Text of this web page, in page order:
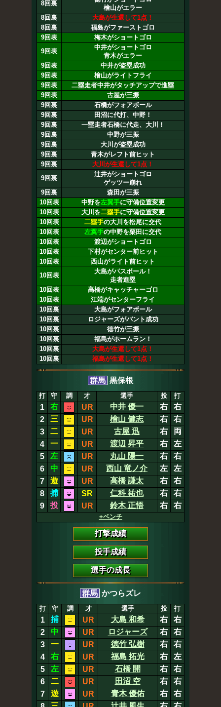
8回裏
檜山がエラー
8回裏
大島が生還して1点！
8回裏
福島がファーストゴロ
9回表
梅木がショートゴロ
9回表
中井がショートゴロ
青木がエラー
9回表
中井が盗塁成功
9回表
檜山がライトフライ
9回表
二塁走者中井がタッチアップで進塁
9回表
古屋が三振
9回裏
石橋がフォアボール
9回裏
田沼に代打、中野！
9回裏
一塁走者石橋に代走、大川！
9回裏
中野が三振
9回裏
大川が盗塁成功
9回裏
青木がレフト前ヒット
9回裏
大川が生還して1点！
9回裏
辻井がショートゴロ
ゲッツー崩れ
9回裏
森田が三振
10回表
中野を左翼手に守備位置変更
10回表
大川を二塁手に守備位置変更
10回表
二塁手の大川を松尾に交代
10回表
左翼手の中野を栗田に交代
10回表
渡辺がショートゴロ
10回表
下村がセンター前ヒット
10回表
西山がライト前ヒット
10回表
大島がパスボール！
走者進塁
10回表
高橋がキャッチャーゴロ
10回表
江端がセンターフライ
10回裏
大島がフォアボール
10回裏
ロジャーズがバント成功
10回裏
徳竹が三振
10回裏
福島がホームラン！
10回裏
大島が生還して1点！
10回裏
福島が生還して1点！
群馬 黒保根
打 守 調 才 選手 投 打
1 右 UR 中井 優一 右
右
2
三 UR 檜山 健志 右
右
3
二 UR 古屋 迅 右
両
4
一 UR 渡辺 昇平 右
左
5
左 UR 丸山 陽一 右
右
6
中 UR 西山 竜ノ介 左
左
7
遊 UR 高橋 謙太 右
右
8
捕 SR 仁科 祐也 右
右
9
投 UR 鈴木 正悟 右 右
+ベンチ
打撃成績
投手成績
選手の成長
群馬 かつらズレ
打 守 調 才 選手 投 打
1 捕 UR 大島 和希 右
右
2
中 UR ロジャーズ 右
右
3
一 UR 徳竹 弘樹 右
右
4
右 UR 福島 拓光 右
左
5
左 UR 石橋 開 右
右
6
二 UR 田沼 空 右
右
7
遊 UR 青木 優佑 右
右